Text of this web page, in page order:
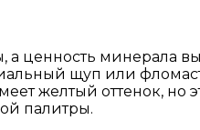
а ценность минерала
щуп или
желтый оттенок, но
палитры.